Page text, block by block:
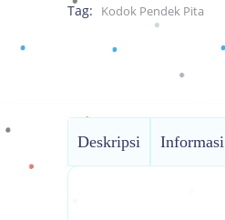
Tag: Kodok Pendek Pita
Deskripsi